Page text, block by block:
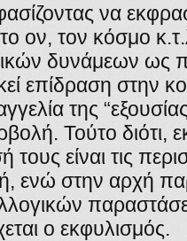
να
ον, τον κόσμο
δυνάμεων ως
επίδραση στην
της
Τούτο διότι,
τους είναι τις
ενώ στην αρχή
ο εκφυλισμός.